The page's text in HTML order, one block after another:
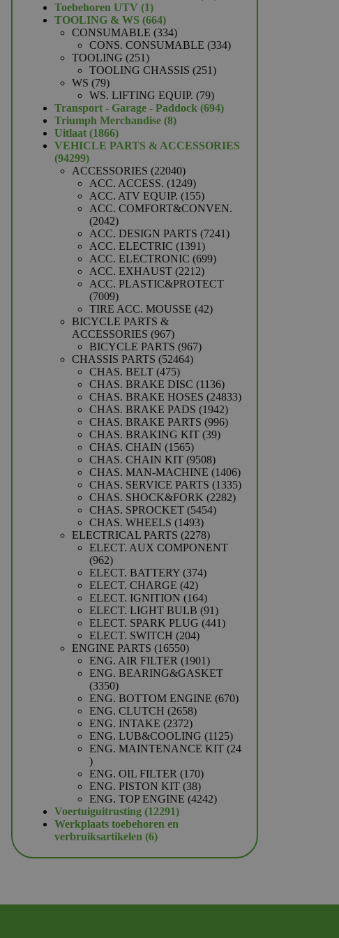
Toebehoren UTV 11
product
TOOLING & WS 664664
producten
CONSUMABLE 334334
producten
CONS. CONSUMABLE 334334
TOOLING 251251
producten
TOOLING CHASSIS 251251
WS 7979
producten
WS. LIFTING EQUIP. 7979
producten
Transport - Garage - Paddock 694694
Triumph Merchandise 88
Uitlaat 18661866
producten
VEHICLE PARTS & ACCESSORIES
9429994299
producten
ACCESSORIES 2204022040
producten
ACC. ACCESS. 12491249
producten
ACC. ATV EQUIP. 155155
producten
ACC. COMFORT&CONVEN.
20422042
producten
ACC. DESIGN PARTS 72417241
ACC. ELECTRIC 13911391
producten
ACC. ELECTRONIC 699699
ACC. EXHAUST 22122212
producten
ACC. PLASTIC&PROTECT
70097009
producten
TIRE ACC. MOUSSE 4242
BICYCLE PARTS &
ACCESSORIES 967967
producten
BICYCLE PARTS 967967
CHASSIS PARTS 5246452464
CHAS. BELT 475475
producten
CHAS. BRAKE DISC 11361136
producten
CHAS. BRAKE HOSES 2483324833
CHAS. BRAKE PADS 19421942
producten
CHAS. BRAKE PARTS 996996
CHAS. BRAKING KIT 3939
CHAS. CHAIN 15651565
producten
CHAS. CHAIN KIT 95089508
producten
CHAS. MAN-MACHINE 14061406
producten
CHAS. SERVICE PARTS 13351335
CHAS. SHOCK&FORK 22822282
CHAS. SPROCKET 54545454
CHAS. WHEELS 14931493
producten
ELECTRICAL PARTS 22782278
producten
ELECT. AUX COMPONENT
962962
producten
ELECT. BATTERY 374374
ELECT. CHARGE 4242
producten
ELECT. IGNITION 164164
producten
ELECT. LIGHT BULB 9191
producten
ELECT. SPARK PLUG 441441
ELECT. SWITCH 204204
ENGINE PARTS 1655016550
producten
ENG. AIR FILTER 19011901
producten
ENG. BEARING&GASKET
33503350
producten
ENG. BOTTOM ENGINE 670670
ENG. CLUTCH 26582658
ENG. INTAKE 23722372
producten
ENG. LUB&COOLING 11251125
producten
ENG. MAINTENANCE KIT 24
24
producten
ENG. OIL FILTER 170170
producten
ENG. PISTON KIT 3838
producten
ENG. TOP ENGINE 42424242
Voertuiguitrusting 1229112291
producten
Werkplaats toebehoren en
verbruiksartikelen 66